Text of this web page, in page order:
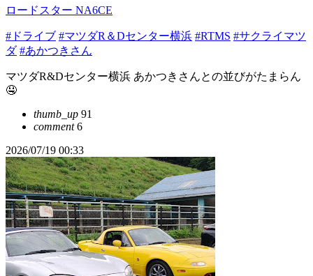
ロードスター NA6CE
#ドライブ #マツダR＆Dセンター横浜 #RTMS #サクライマツ
ダ #あかつきさん
マツダR&Dセンター横浜 あかつきさんとの並びがたまらん
🤤
thumb_up 91
comment6
2026/07/19 00:33